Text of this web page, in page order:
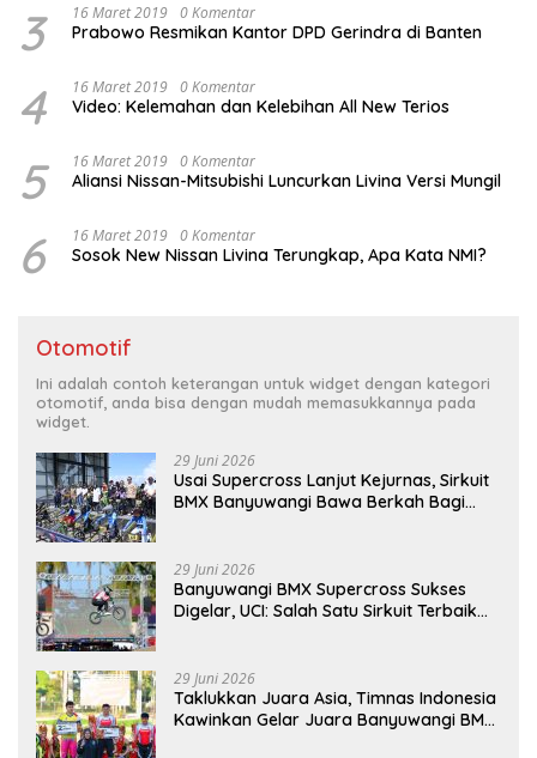
3 16 Maret 2019 0 Komentar
Prabowo Resmikan Kantor DPD Gerindra di Banten
4 16 Maret 2019 0 Komentar
Video: Kelemahan dan Kelebihan All New Terios
5 16 Maret 2019 0 Komentar
Aliansi Nissan-Mitsubishi Luncurkan Livina Versi Mungil
6 16 Maret 2019 0 Komentar
Sosok New Nissan Livina Terungkap, Apa Kata NMI?
Otomotif
Ini adalah contoh keterangan untuk widget dengan kategori
otomotif, anda bisa dengan mudah memasukkannya pada
widget.
29 Juni 2026
Usai Supercross Lanjut Kejurnas, Sirkuit
BMX Banyuwangi Bawa Berkah Bagi
29 Juni 2026
Banyuwangi BMX Supercross Sukses
Digelar, UCI: Salah Satu Sirkuit Terbaik
29 Juni 2026
Taklukkan Juara Asia, Timnas Indonesia
Kawinkan Gelar Juara Banyuwangi BMX